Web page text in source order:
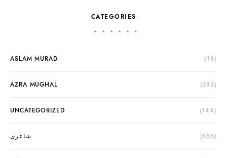
CATEGORIES
ASLAM MURAD (18)
AZRA MUGHAL (283)
UNCATEGORIZED (144)
شاعری (656)